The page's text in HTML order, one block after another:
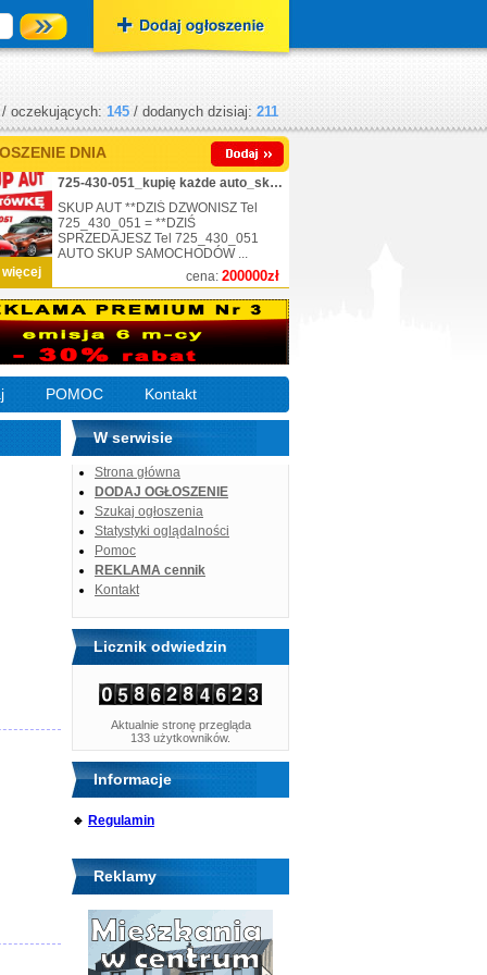
oczekujących: 145 / dodanych dzisiaj: 211
DNIA
więcej cena: 200000zł
725-430-051_kupię każde auto_skup_nr.1
SKUP AUT **DZIŚ DZWONISZ Tel
725_430_051 = **DZIŚ
SPRZEDAJESZ Tel 725_430_051
AUTO SKUP SAMOCHODÓW ...
POMOC Kontakt
W serwisie
Strona główna
DODAJ OGŁOSZENIE
Szukaj ogłoszenia
Statystyki oglądalności
Pomoc
REKLAMA cennik
Kontakt
Licznik odwiedzin
Aktualnie stronę przegląda
133 użytkowników.
Informacje
🔹 Regulamin
Reklamy